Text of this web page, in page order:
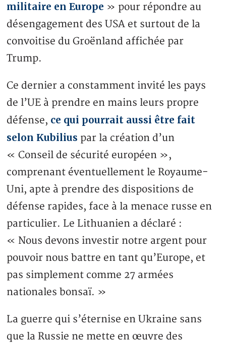
militaire en Europe » pour répondre au
désengagement des USA et surtout de la
convoitise du Groënland affichée par
Trump.
Ce dernier a constamment invité les pays
de l’UE à prendre en mains leurs propre
défense, ce qui pourrait aussi être fait
selon Kubilius par la création d’un
« Conseil de sécurité européen »,
comprenant éventuellement le Royaume-
Uni, apte à prendre des dispositions de
défense rapides, face à la menace russe en
particulier. Le Lithuanien a déclaré :
« Nous devons investir notre argent pour
pouvoir nous battre en tant qu’Europe, et
pas simplement comme 27 armées
nationales bonsaï. »
La guerre qui s’éternise en Ukraine sans
que la Russie ne mette en œuvre des